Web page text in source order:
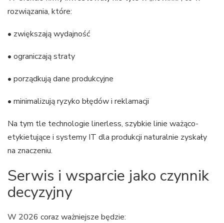
rozwiązania, które:
• zwiększają wydajność
• ograniczają straty
• porządkują dane produkcyjne
• minimalizują ryzyko błędów i reklamacji
Na tym tle technologie linerless, szybkie linie ważąco-
etykietujące i systemy IT dla produkcji naturalnie zyskały
na znaczeniu.
Serwis i wsparcie jako czynnik
decyzyjny
W 2026 coraz ważniejsze będzie: